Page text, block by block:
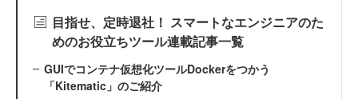
目指せ、定時退社！ スマートなエンジニアのた
めのお役立ちツール連載記事一覧
GUIでコンテナ仮想化ツールDockerをつかう
「Kitematic」のご紹介